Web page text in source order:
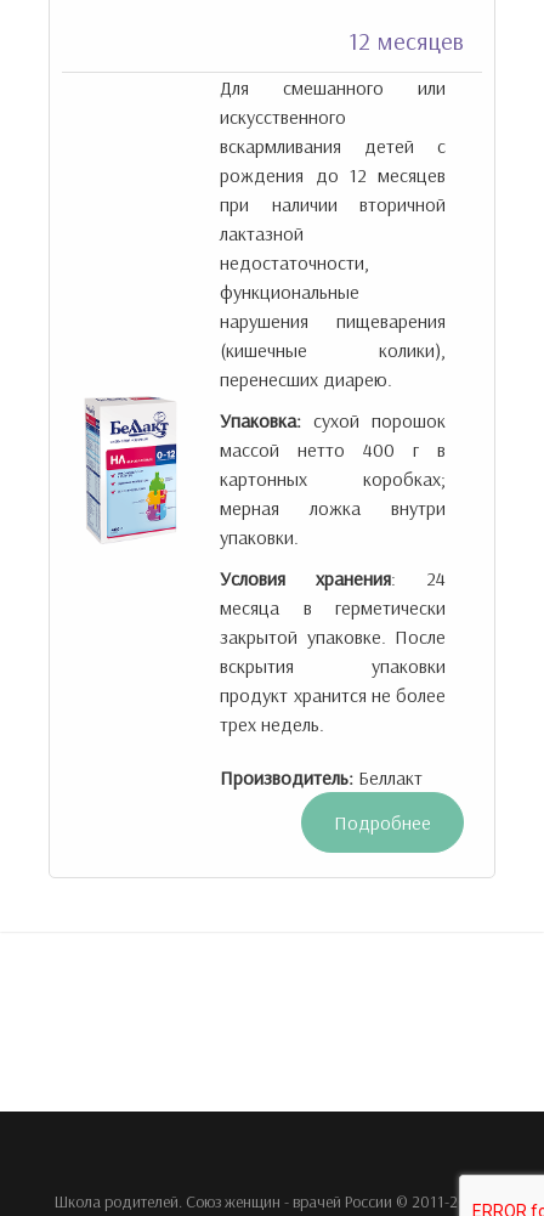
12 месяцев
Для смешанного или
искусственного
вскармливания детей с
рождения до 12 месяцев
при наличии вторичной
лактазной
недостаточности,
функциональные
нарушения пищеварения
(кишечные колики),
перенесших диарею.
Упаковка: сухой порошок
массой нетто 400 г в
картонных коробках;
мерная ложка внутри
упаковки.
Условия хранения: 24
месяца в герметически
закрытой упаковке. После
вскрытия упаковки
продукт хранится не более
трех недель.
Производитель: Беллакт
Подробнее
Школа родителей. Союз женщин - врачей России © 2011-2026.